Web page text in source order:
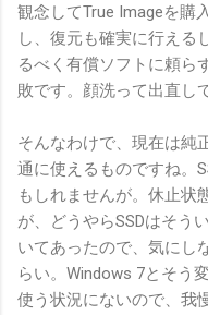
観念してTrue Imageを購
し、復元も確実に行える
るべく有償ソフトに頼ら
敗です。顔洗って出直し
そんなわけで、現在は純
通に使えるものですね。
もしれませんが。休止状
が、どうやらSSDはそう
いてあったので、気にし
らい。Windows 7とそう
使う状況にないので、我